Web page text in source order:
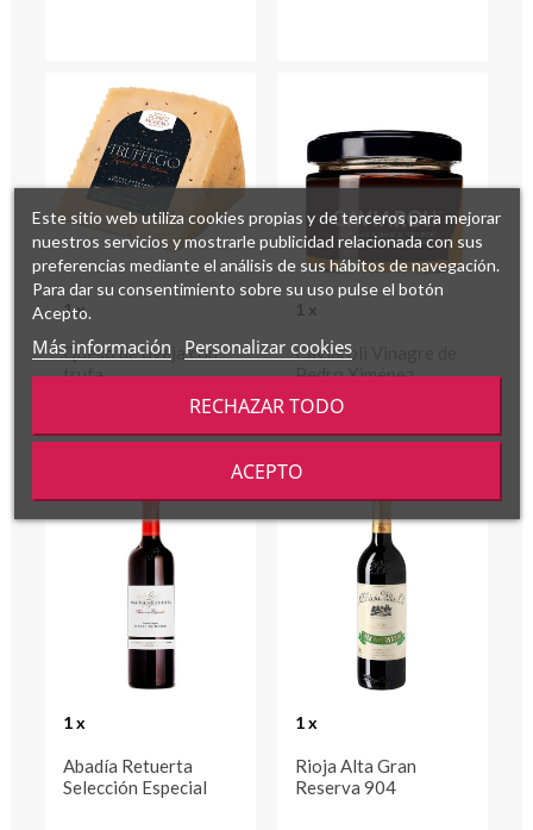
1 x
Queso de oveja con
trufa
1 x
Caviaroli Vinagre de
Pedro Ximénez
1 x
Abadía Retuerta
Selección Especial
1 x
Rioja Alta Gran
Reserva 904
Este sitio web utiliza cookies propias y de terceros para mejorar
nuestros servicios y mostrarle publicidad relacionada con sus
preferencias mediante el análisis de sus hábitos de navegación.
Para dar su consentimiento sobre su uso pulse el botón
Acepto.
Más información Personalizar cookies
RECHAZAR TODO
ACEPTO